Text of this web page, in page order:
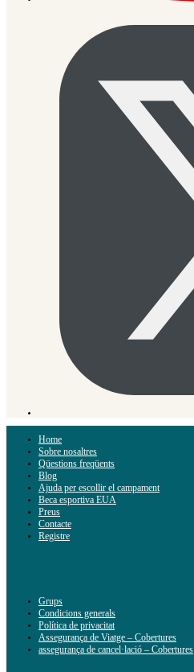
Home
Sobre nosaltres
Qüestions freqüents
Blog
Ajuda per escollir el campament
Beca esportiva EUA
Preus
Contacte
Registre
Grups
Condicions generals
Política de privacitat
Assegurança de Viatge – Cobertures
assegurança de cancel·lació – Cobertures